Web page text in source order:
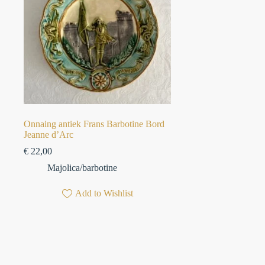
Onnaing antiek Frans Barbotine Bord
Jeanne d’Arc
€ 22,00
Majolica/barbotine
Add to Wishlist